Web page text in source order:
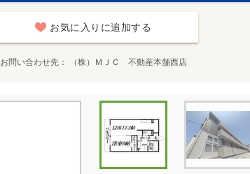
お気に入りに追加する
お問い合わせ先 （株）ＭＪＣ 不動産本舗西店